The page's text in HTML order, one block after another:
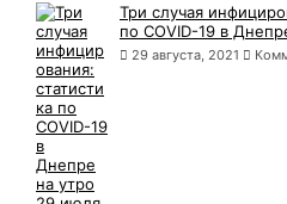
Три случая
по COVID-19 в
29 августа, 2021